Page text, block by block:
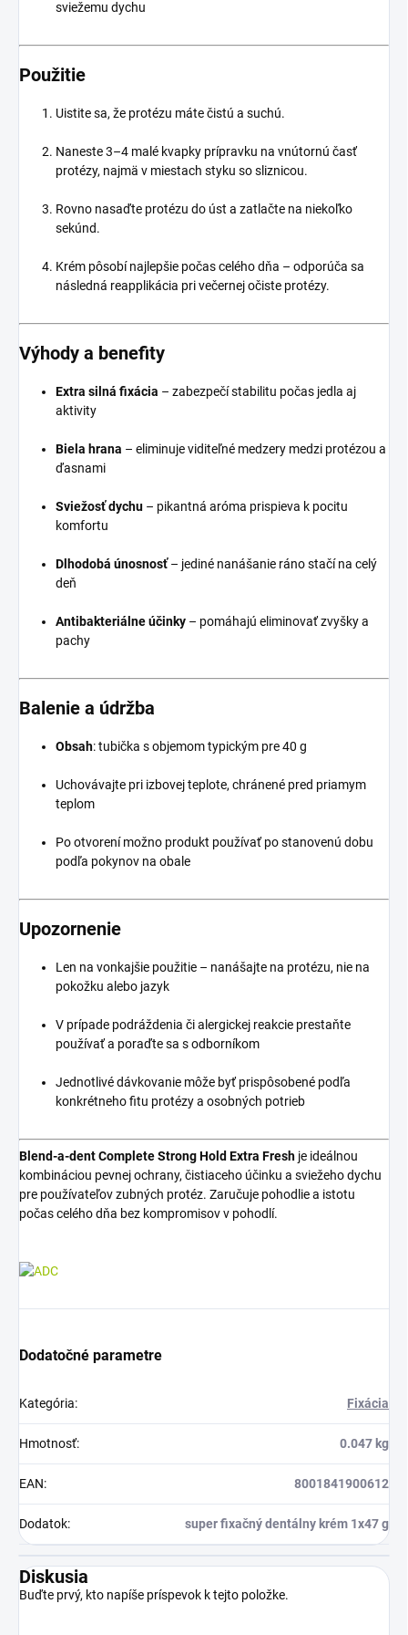
sviežemu dychu
Použitie
Uistite sa, že protézu máte čistú a suchú.
Naneste 3–4 malé kvapky prípravku na vnútornú časť
protézy, najmä v miestach styku so sliznicou.
Rovno nasaďte protézu do úst a zatlačte na niekoľko
sekúnd.
Krém pôsobí najlepšie počas celého dňa – odporúča sa
následná reapplikácia pri večernej očiste protézy.
Výhody a benefity
Extra silná fixácia – zabezpečí stabilitu počas jedla aj
aktivity
Biela hrana – eliminuje viditeľné medzery medzi protézou a
ďasnami
Sviežosť dychu – pikantná aróma prispieva k pocitu
komfortu
Dlhodobá únosnosť– jediné nanášanie ráno stačí na celý
deň
Antibakteriálne účinky – pomáhajú eliminovať zvyšky a
pachy
Balenie a údržba
Obsah: tubička s objemom typickým pre 40 g
Uchovávajte pri izbovej teplote, chránené pred priamym
teplom
Po otvorení možno produkt používať po stanovenú dobu
podľa pokynov na obale
Upozornenie
Len na vonkajšie použitie – nanášajte na protézu, nie na
pokožku alebo jazyk
V prípade podráždenia či alergickej reakcie prestaňte
používať a poraďte sa s odborníkom
Jednotlivé dávkovanie môže byť prispôsobené podľa
konkrétneho fitu protézy a osobných potrieb
Blend‑a‑dent Complete Strong Hold Extra Fresh je ideálnou
kombináciou pevnej ochrany, čistiaceho účinku a sviežeho dychu
pre používateľov zubných protéz. Zaručuje pohodlie a istotu
počas celého dňa bez kompromisov v pohodlí.
Dodatočné parametre
Kategória: Fixácia
Hmotnosť: 0.047 kg
EAN: 8001841900612
Dodatok: super fixačný dentálny krém 1x47 g
Diskusia
Buďte prvý, kto napíše príspevok k tejto položke.